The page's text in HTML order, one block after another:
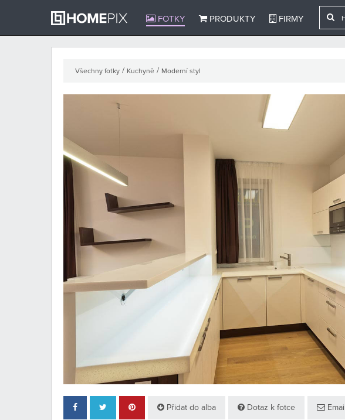
FOTKY PRODUKTY FIRMY
Všechny fotky / Kuchyně / Moderní styl
Přidat do alba Dotaz k fotce Email